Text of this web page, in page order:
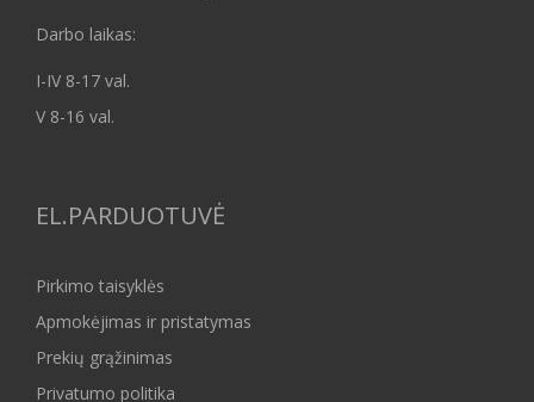
Darbo laikas:
I-IV 8-17 val.
V 8-16 val.
EL.PARDUOTUVĖ
Pirkimo taisyklės
Apmokėjimas ir pristatymas
Prekių grąžinimas
Privatumo politika